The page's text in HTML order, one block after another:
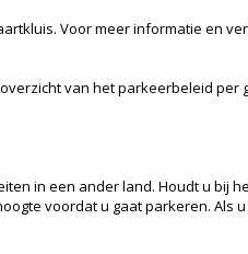
Voor meer informatie en
van het parkeerbeleid per
in een ander land. Houdt u bij
voordat u gaat parkeren. Als